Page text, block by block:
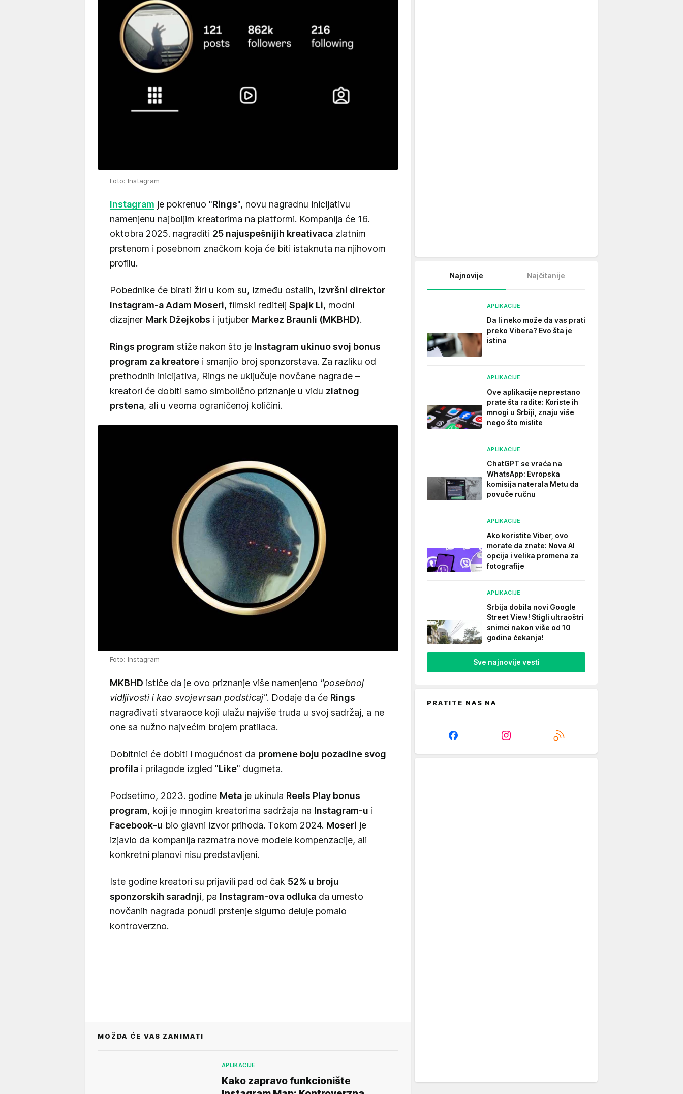
Foto: Instagram
Instagram je pokrenuo "Rings", novu nagradnu inicijativu
namenjenu najboljim kreatorima na platformi. Kompanija će 16.
oktobra 2025. nagraditi 25 najuspešnijih kreativaca zlatnim
prstenom i posebnom značkom koja će biti istaknuta na njihovom
profilu.
Pobednike će birati žiri u kom su, između ostalih, izvršni direktor
Instagram-a Adam Moseri, filmski reditelj Spajk Li, modni
dizajner Mark Džejkobs i jutjuber Markez Braunli (MKBHD).
Rings program stiže nakon što je Instagram ukinuo svoj bonus
program za kreatore i smanjio broj sponzorstava. Za razliku od
prethodnih inicijativa, Rings ne uključuje novčane nagrade –
kreatori će dobiti samo simbolično priznanje u vidu zlatnog
prstena, ali u veoma ograničenoj količini.
Foto: Instagram
MKBHD ističe da je ovo priznanje više namenjeno "posebnoj
vidljivosti i kao svojevrsan podsticaj". Dodaje da će Rings
nagrađivati stvaraoce koji ulažu najviše truda u svoj sadržaj, a ne
one sa nužno najvećim brojem pratilaca.
Dobitnici će dobiti i mogućnost da promene boju pozadine svog
profila i prilagode izgled "Like" dugmeta.
Podsetimo, 2023. godine Meta je ukinula Reels Play bonus
program, koji je mnogim kreatorima sadržaja na Instagram-u i
Facebook-u bio glavni izvor prihoda. Tokom 2024. Moseri je
izjavio da kompanija razmatra nove modele kompenzacije, ali
konkretni planovi nisu predstavljeni.
Iste godine kreatori su prijavili pad od čak 52% u broju
sponzorskih saradnji, pa Instagram-ova odluka da umesto
novčanih nagrada ponudi prstenje sigurno deluje pomalo
kontroverzno.
MOŽDA ĆE VAS ZANIMATI
APLIKACIJE
Kako zapravo funkcionište
Najnovije Najčitanije
APLIKACIJE
Da li neko može da vas prati
preko Vibera? Evo šta je
istina
APLIKACIJE
Ove aplikacije neprestano
prate šta radite: Koriste ih
mnogi u Srbiji, znaju više
nego što mislite
APLIKACIJE
ChatGPT se vraća na
WhatsApp: Evropska
komisija naterala Metu da
povuče ručnu
APLIKACIJE
Ako koristite Viber, ovo
morate da znate: Nova AI
opcija i velika promena za
fotografije
APLIKACIJE
Srbija dobila novi Google
Street View! Stigli ultraoštri
snimci nakon više od 10
godina čekanja!
Sve najnovije vesti
PRATITE NAS NA